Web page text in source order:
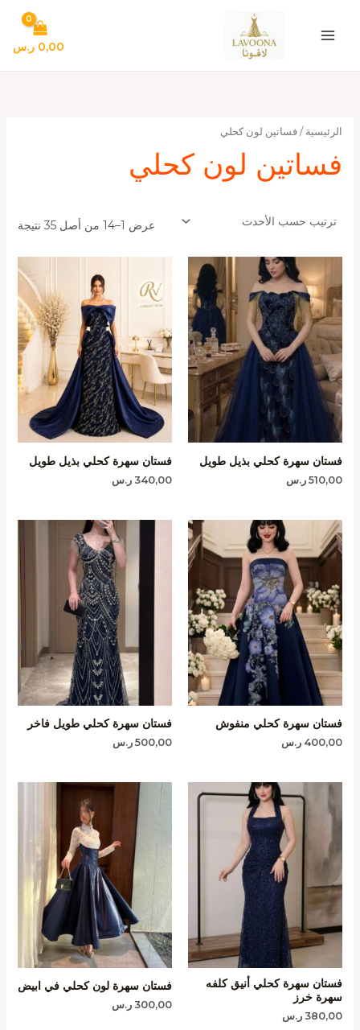
المحتوى
0,00 ر.س
الرئيسية / فساتين لون كحلي
فساتين لون كحلي
عرض 1–14 من أصل 35 نتيجة
فستان سهرة كحلي بذيل طويل
510,00 ر.س
فستان سهرة كحلي بذيل طويل
340,00 ر.س
فستان سهرة كحلي منفوش
400,00 ر.س
فستان سهرة كحلي طويل فاخر
500,00 ر.س
فستان سهرة كحلي أنيق كلفه
سهرة خرز
380,00 ر.س
فستان سهرة لون كحلي في ابيض
300,00 ر.س